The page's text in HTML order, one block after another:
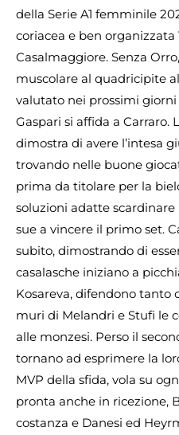
della Serie A1 femminile
coriacea e ben organizzata
Casalmaggiore. Senza
muscolare al quadricipite
valutato nei prossimi
Gaspari si affida a
dimostra di avere l’intesa
trovando nelle buone
prima da titolare per la
soluzioni adatte
sue a vincere il primo set.
subito, dimostrando di
casalasche iniziano a
Kosareva, difendono tanto
muri di Melandri e Stufi le
alle monzesi. Perso il
tornano ad esprimere la
MVP della sfida, vola su
pronta anche in ricezione,
costanza e Danesi ed